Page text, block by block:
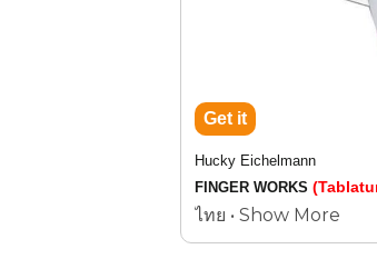
Hucky Eichelmann
FINGER WORKS
Your key to developing a
Sheet Music Book in
ไทย • Show More